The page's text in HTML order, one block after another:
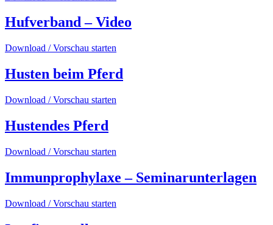
Hufverband – Video
Download / Vorschau starten
Husten beim Pferd
Download / Vorschau starten
Hustendes Pferd
Download / Vorschau starten
Immunprophylaxe – Seminarunterlagen
Download / Vorschau starten